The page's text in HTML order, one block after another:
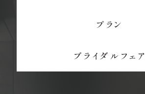
プラン
ブライダルフェア